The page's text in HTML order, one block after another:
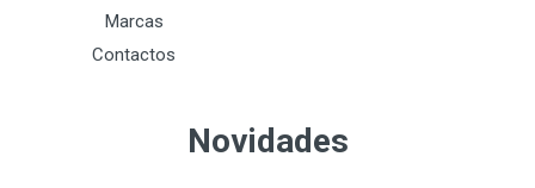
Marcas
Contactos
Novidades